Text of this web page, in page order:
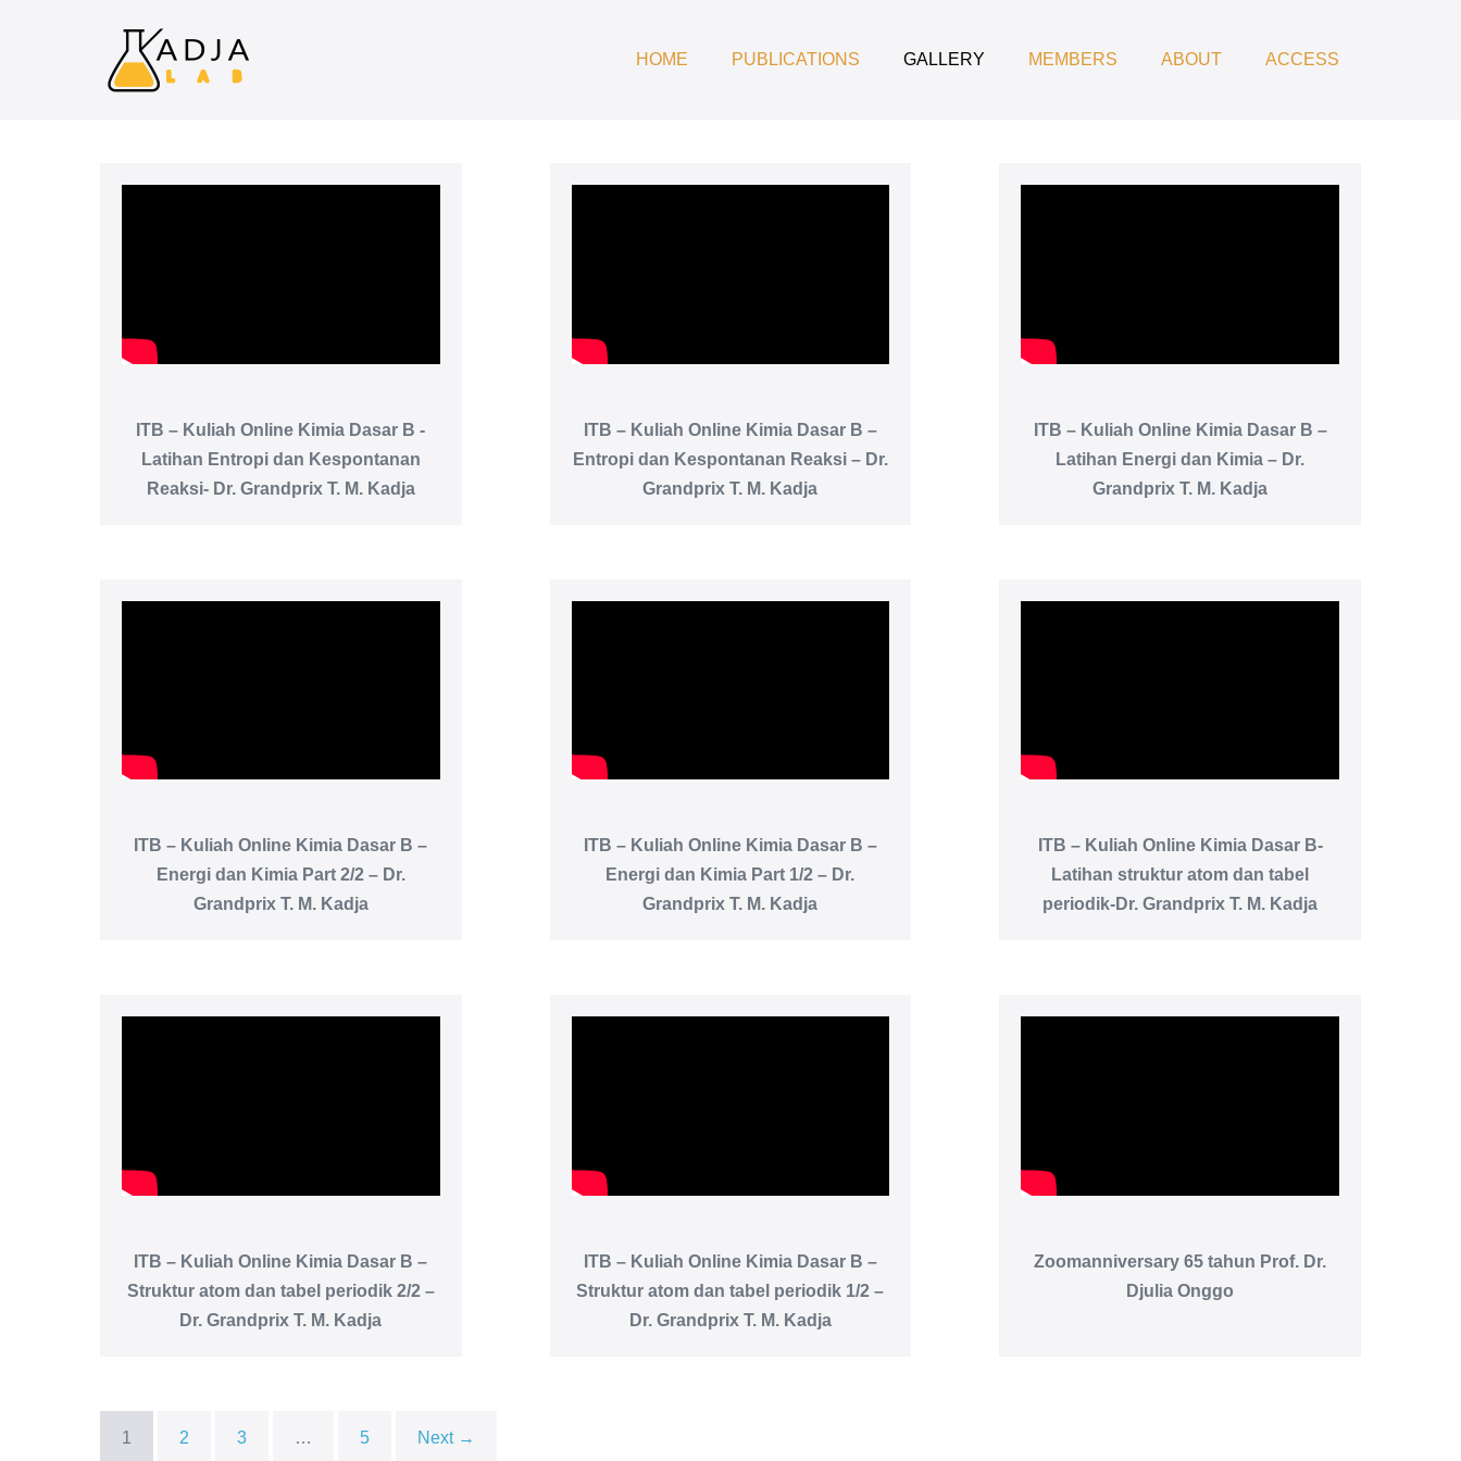
HOME PUBLICATIONS GALLERY MEMBERS ABOUT ACCESS
ITB – Kuliah Online Kimia Dasar B -
Latihan Entropi dan Kespontanan
Reaksi- Dr. Grandprix T. M. Kadja
ITB – Kuliah Online Kimia Dasar B –
Entropi dan Kespontanan Reaksi – Dr.
Grandprix T. M. Kadja
ITB – Kuliah Online Kimia Dasar B –
Latihan Energi dan Kimia – Dr.
Grandprix T. M. Kadja
ITB – Kuliah Online Kimia Dasar B –
Energi dan Kimia Part 2/2 – Dr.
Grandprix T. M. Kadja
ITB – Kuliah Online Kimia Dasar B –
Energi dan Kimia Part 1/2 – Dr.
Grandprix T. M. Kadja
ITB – Kuliah Online Kimia Dasar B-
Latihan struktur atom dan tabel
periodik-Dr. Grandprix T. M. Kadja
ITB – Kuliah Online Kimia Dasar B –
Struktur atom dan tabel periodik 2/2 –
Dr. Grandprix T. M. Kadja
ITB – Kuliah Online Kimia Dasar B –
Struktur atom dan tabel periodik 1/2 –
Dr. Grandprix T. M. Kadja
Zoomanniversary 65 tahun Prof. Dr.
Djulia Onggo
1 2 3 … 5 Next →